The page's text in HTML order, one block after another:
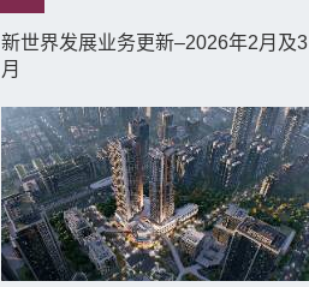
新世界发展业务更新–2026年2月及3
月